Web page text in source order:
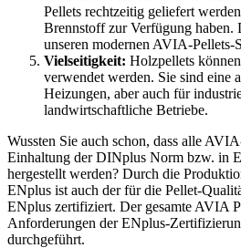
Pellets rechtzeitig geliefert
Brennstoff zur Verfügung
unseren modernen AVIA-Pellets-
Vielseitigkeit: Holzpellets
verwendet werden. Sie sind eine
Heizungen, aber auch für
landwirtschaftliche Betriebe.
Wussten Sie auch schon, dass alle
Einhaltung der DINplus Norm bzw. in
hergestellt werden? Durch die
ENplus ist auch der für die Pellet-
ENplus zertifiziert. Der gesamte AVIA
Anforderungen der ENplus-
durchgeführt.